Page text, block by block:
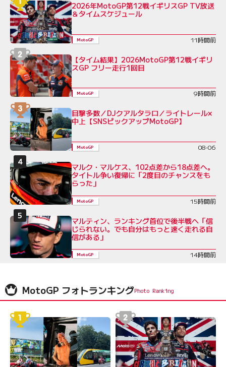
2026年MotoGP第12戦イギリスGP TV放送
＆タイムスケジュール
MotoGP 11時間前
【タイム結果】2026MotoGP第12戦イギリ
スGP フリー走行1回目
MotoGP 9時間前
目撃多数／DJクアルタラロ／ライトレール×
中上【SNSピックアップMotoGP】
MotoGP 08-06
マルク・マルケス、102点差から18点差へ。
タイトル争い復帰に「2度目のチャンスをも
らった」
MotoGP 15時間前
マルティン、ランキング首位で後半戦へ「信
じられない。でも自分はもっと速く走れる自
信がある」
MotoGP 14時間前
MotoGP フォトランキング